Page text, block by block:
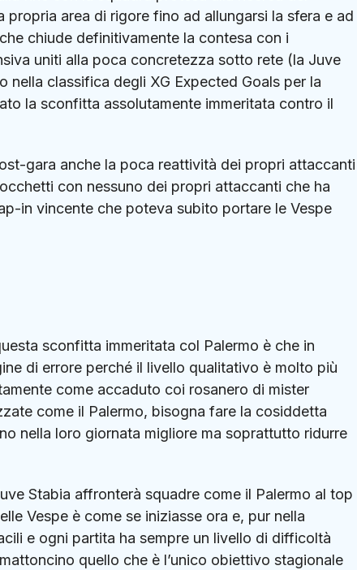
area di rigore fino ad allungarsi la sfera e ad
chiude definitivamente la contesa con i
uniti alla poca concretezza sotto rete (la Juve
nella classifica degli XG Expected Goals per la
la sconfitta assolutamente immeritata contro il
gara anche la poca reattività dei propri attaccanti
con nessuno dei propri attaccanti che ha
in vincente che poteva subito portare le Vespe
sconfitta immeritata col Palermo è che in
di errore perché il livello qualitativo è molto più
come accaduto coi rosanero di mister
come il Palermo, bisogna fare la cosiddetta
nella loro giornata migliore ma soprattutto ridurre
Stabia affronterà squadre come il Palermo al top
Vespe è come se iniziasse ora e, pur nella
e ogni partita ha sempre un livello di difficoltà
quello che è l’unico obiettivo stagionale